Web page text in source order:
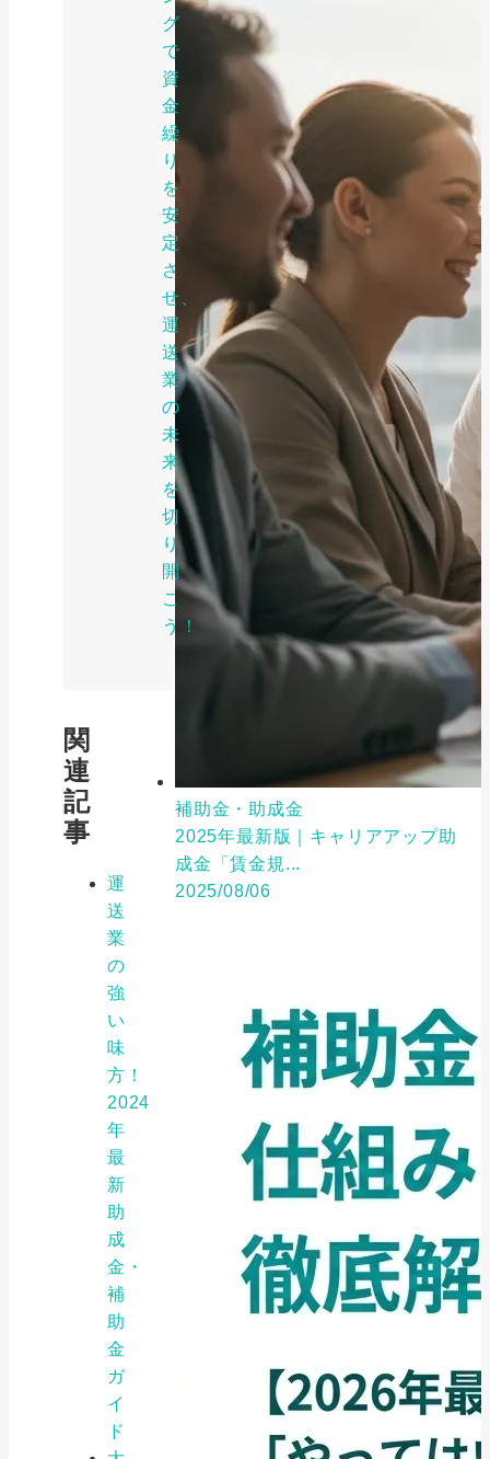
グ
で
資
金
繰
り
を
安
定
さ
せ、
運
送
業
の
未
来
を
切
り
開
こ
う！
関
連
記
事
運
送
業
の
強
い
味
方！
2024
年
最
新
助
成
金・
補
助
金
ガ
イ
ド
補助金・助成金
2025年最新版｜キャリアアップ助
成金「賃金規...
2025/08/06